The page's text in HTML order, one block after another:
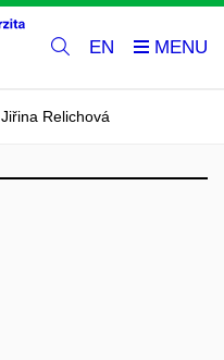
EN
Jiřina Relichová